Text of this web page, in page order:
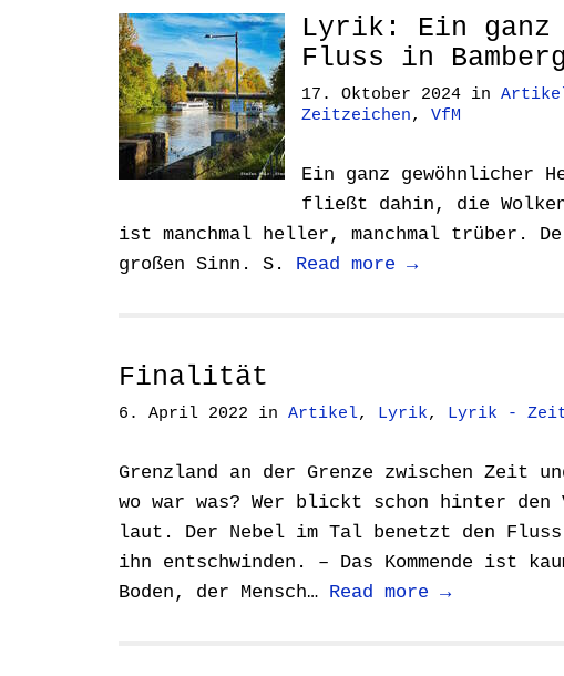
Lyrik: Ein ganz
Fluss in Bamberg
17. Oktober 2024 in
Zeitzeichen, VfM
Ein ganz gewöhnlicher
fließt dahin, die Wolken
ist manchmal heller, manchmal trüber.
großen Sinn. S. Read more →
Finalität
6. April 2022 in Artikel, Lyrik, Lyrik -
Grenzland an der Grenze zwischen Zeit
wo war was? Wer blickt schon hinter
laut. Der Nebel im Tal benetzt den
ihn entschwinden. – Das Kommende ist
Boden, der Mensch… Read more →